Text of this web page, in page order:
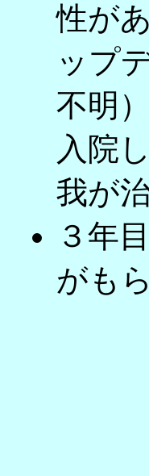
性が
ップ
不明）
入院
我が
３年
がも